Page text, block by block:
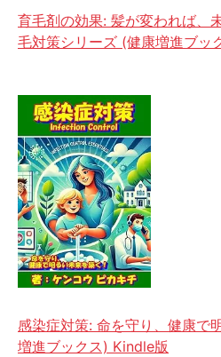
育毛剤の効果: 髪が変われば、
毛対策シリーズ (健康増進ブッ
感染症対策: 命を守り、健康で
増進ブックス) Kindle版